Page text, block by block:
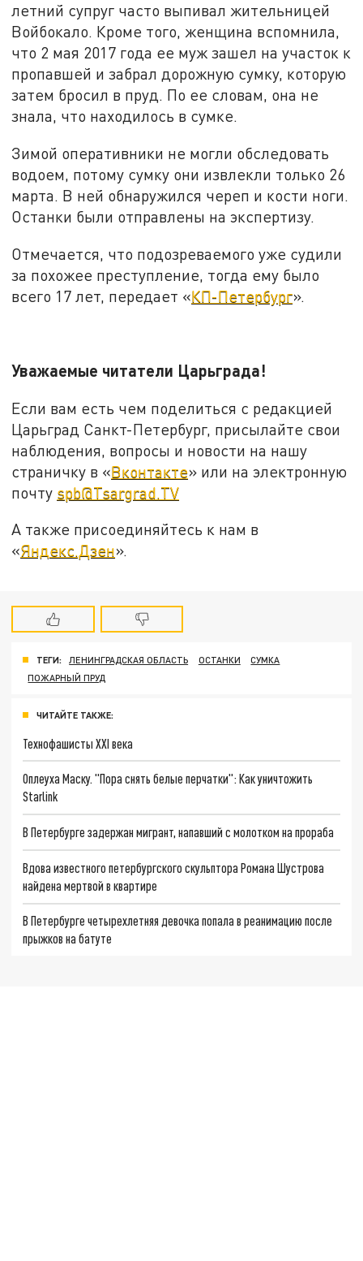
летний супруг часто выпивал жительницей
Войбокало. Кроме того, женщина вспомнила,
что 2 мая 2017 года ее муж зашел на участок к
пропавшей и забрал дорожную сумку, которую
затем бросил в пруд. По ее словам, она не
знала, что находилось в сумке.
Зимой оперативники не могли обследовать
водоем, потому сумку они извлекли только 26
марта. В ней обнаружился череп и кости ноги.
Останки были отправлены на экспертизу.
Отмечается, что подозреваемого уже судили
за похожее преступление, тогда ему было
всего 17 лет, передает «КП-Петербург».
Уважаемые читатели Царьграда!
Если вам есть чем поделиться с редакцией
Царьград Санкт-Петербург, присылайте свои
наблюдения, вопросы и новости на нашу
страничку в «Вконтакте» или на электронную
почту spb@Tsargrad.TV
А также присоединяйтесь к нам в
«Яндекс.Дзен».
ТЕГИ: ЛЕНИНГРАДСКАЯ ОБЛАСТЬ ОСТАНКИ
СУМКА
ПОЖАРНЫЙ ПРУД
ЧИТАЙТЕ ТАКЖЕ:
Технофашисты XXI века
Оплеуха Маску. "Пора снять белые перчатки": Как уничтожить
Starlink
В Петербурге задержан мигрант, напавший с молотком на прораба
Вдова известного петербургского скульптора Романа Шустрова
найдена мертвой в квартире
В Петербурге четырехлетняя девочка попала в реанимацию после
прыжков на батуте